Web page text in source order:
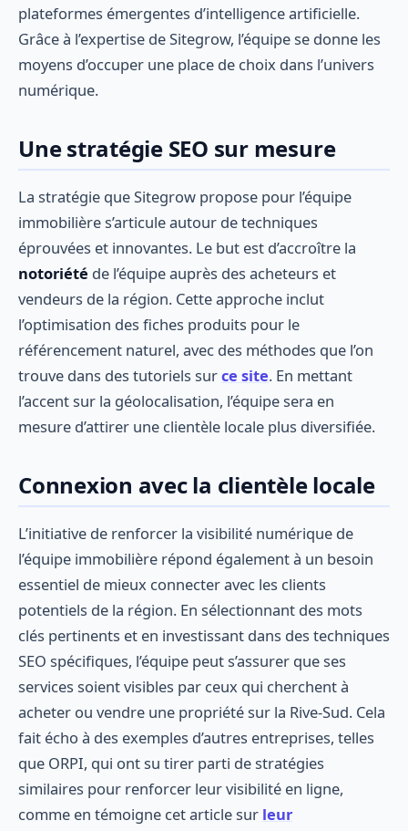
plateformes émergentes d’intelligence artificielle.
Grâce à l’expertise de Sitegrow, l’équipe se donne les
moyens d’occuper une place de choix dans l’univers
numérique.
Une stratégie SEO sur mesure
La stratégie que Sitegrow propose pour l’équipe
immobilière s’articule autour de techniques
éprouvées et innovantes. Le but est d’accroître la
notoriété de l’équipe auprès des acheteurs et
vendeurs de la région. Cette approche inclut
l’optimisation des fiches produits pour le
référencement naturel, avec des méthodes que l’on
trouve dans des tutoriels surce site. En mettant
l’accent sur la géolocalisation, l’équipe sera en
mesure d’attirer une clientèle locale plus diversifiée.
Connexion avec la clientèle locale
L’initiative de renforcer la visibilité numérique de
l’équipe immobilière répond également à un besoin
essentiel de mieux connecter avec les clients
potentiels de la région. En sélectionnant des mots
clés pertinents et en investissant dans des techniques
SEO spécifiques, l’équipe peut s’assurer que ses
services soient visibles par ceux qui cherchent à
acheter ou vendre une propriété sur la Rive-Sud. Cela
fait écho à des exemples d’autres entreprises, telles
que ORPI, qui ont su tirer parti de stratégies
similaires pour renforcer leur visibilité en ligne,
comme en témoigne cet article sur leur